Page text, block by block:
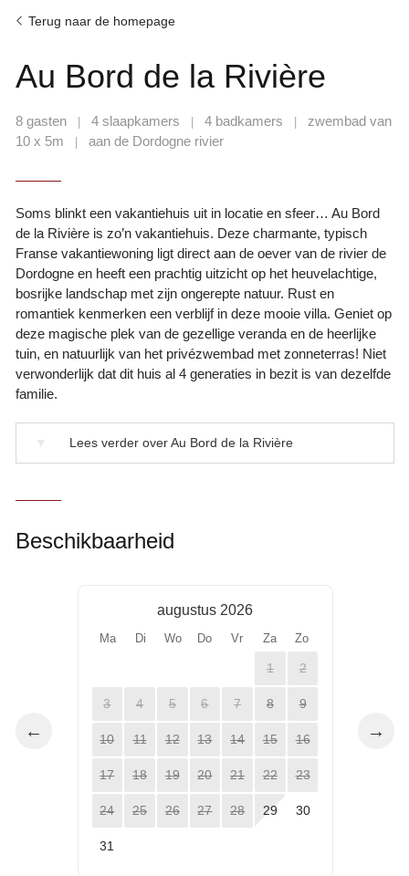
Terug naar de homepage
Au Bord de la Rivière
8 gasten | 4 slaapkamers | 4 badkamers |
zwembad van
10 x 5m
| aan de Dordogne rivier
Soms blinkt een vakantiehuis uit in locatie en sfeer… Au Bord
de la Rivière is zo’n vakantiehuis. Deze charmante, typisch
Franse vakantiewoning ligt direct aan de oever van de rivier de
Dordogne en heeft een prachtig uitzicht op het heuvelachtige,
bosrijke landschap met zijn ongerepte natuur. Rust en
romantiek kenmerken een verblijf in deze mooie villa. Geniet op
deze magische plek van de gezellige veranda en de heerlijke
tuin, en natuurlijk van het privézwembad met zonneterras! Niet
verwonderlijk dat dit huis al 4 generaties in bezit is van dezelfde
familie.
Lees verder over Au Bord de la Rivière
Beschikbaarheid
←
augustus 2026
Ma Di Wo Do Vr Za Zo
1 2
3 4 5 6 7 8 9
10 11 12 13 14 15 16
17 18 19 20 21 22 23
24 25 26 27 28 29 30
31
→